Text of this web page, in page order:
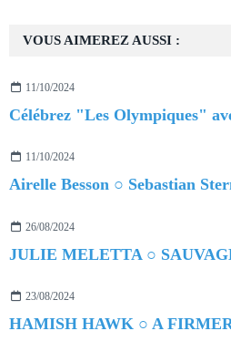
VOUS AIMEREZ AUSSI :
11/10/2024
Célébrez "Les Olympiques"
11/10/2024
Airelle Besson ○ Sebastian
26/08/2024
JULIE MELETTA ○
23/08/2024
HAMISH HAWK ○ A